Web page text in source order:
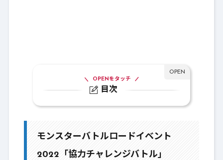
目次
OPENをタッチ
1-1. 報酬チェック！これだけは獲ろう
1-2. バトル解放スケジュール
モンスターバトルロードイベント
2022「協力チャレンジバトル」